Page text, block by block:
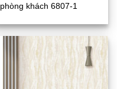
phòng khách 6807-1